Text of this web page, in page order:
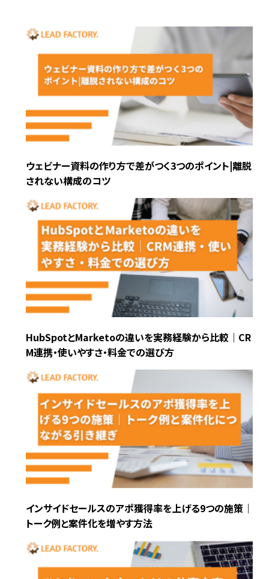
ウェビナー資料の作り方で差がつく3つのポイント|離脱
されない構成のコツ
HubSpotとMarketoの違いを実務経験から比較｜CR
M連携・使いやすさ・料金での選び方
インサイドセールスのアポ獲得率を上げる9つの施策｜
トーク例と案件化を増やす方法